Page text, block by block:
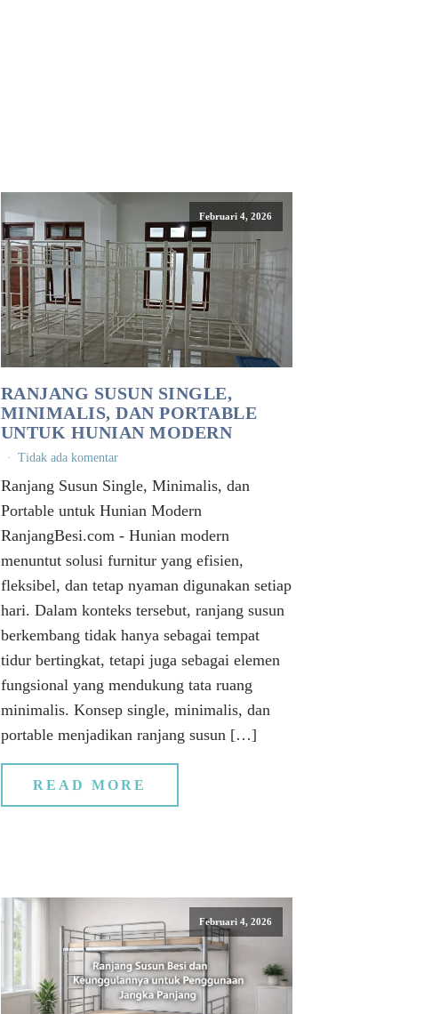
Februari 4, 2026
RANJANG SUSUN SINGLE,
MINIMALIS, DAN PORTABLE
UNTUK HUNIAN MODERN
Tidak ada komentar
Ranjang Susun Single, Minimalis, dan
Portable untuk Hunian Modern
RanjangBesi.com - Hunian modern
menuntut solusi furnitur yang efisien,
fleksibel, dan tetap nyaman digunakan setiap
hari. Dalam konteks tersebut, ranjang susun
berkembang tidak hanya sebagai tempat
tidur bertingkat, tetapi juga sebagai elemen
fungsional yang mendukung tata ruang
minimalis. Konsep single, minimalis, dan
portable menjadikan ranjang susun […]
READ MORE
Februari 4, 2026